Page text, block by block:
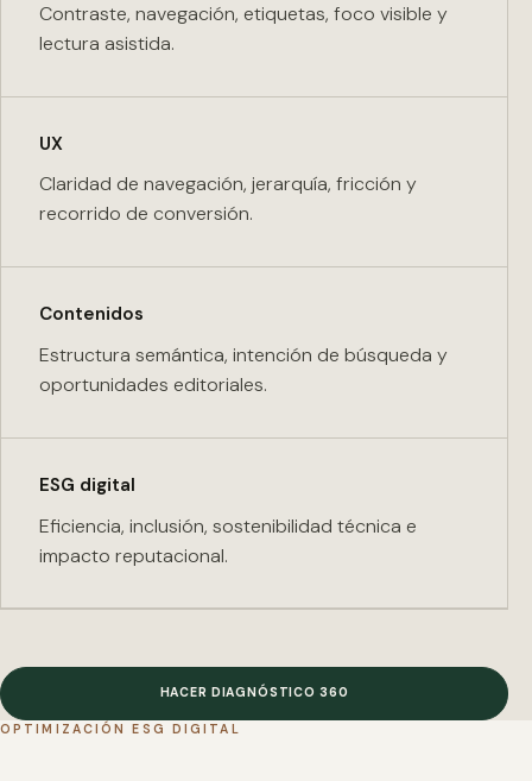
Contraste, navegación, etiquetas, foco visible y
lectura asistida.
UX
Claridad de navegación, jerarquía, fricción y
recorrido de conversión.
Contenidos
Estructura semántica, intención de búsqueda y
oportunidades editoriales.
ESG digital
Eficiencia, inclusión, sostenibilidad técnica e
impacto reputacional.
HACER DIAGNÓSTICO 360
OPTIMIZACIÓN ESG DIGITAL